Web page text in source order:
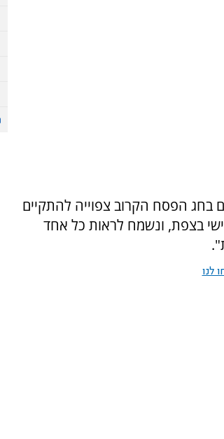
בחג הפסח הקרוב צפוייה להתקיים
בצפת, ונשמח לראות כל אחד
לנו